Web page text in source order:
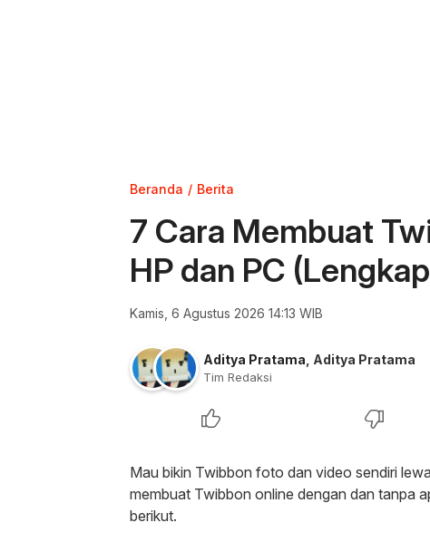
Beranda Berita
7 Cara Membuat
HP dan PC
Kamis, 6 Agustus 2026 14:13 WIB
Aditya Pratama Aditya Pratama
Tim Redaksi
Mau bikin Twibbon foto dan video sendiri
membuat Twibbon online dengan dan tanpa
berikut.